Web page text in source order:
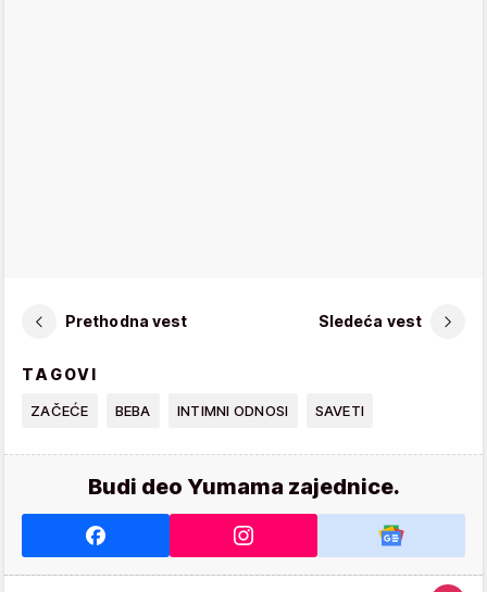
Prethodna vest Sledeća vest
TAGOVI
ZAČEĆE BEBA INTIMNI ODNOSI SAVETI
Budi deo Yumama zajednice.